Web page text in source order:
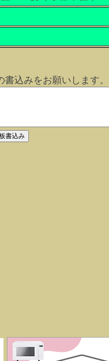
書込みをお願いします。